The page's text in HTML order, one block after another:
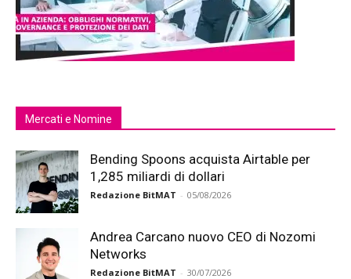
Mercati e Nomine
Bending Spoons acquista Airtable per
1,285 miliardi di dollari
Redazione BitMAT - 05/08/2026
Andrea Carcano nuovo CEO di Nozomi
Networks
Redazione BitMAT - 30/07/2026